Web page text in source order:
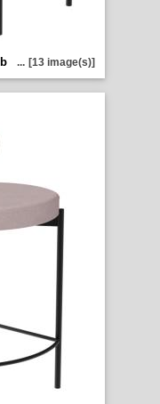
... [13 image(s)]